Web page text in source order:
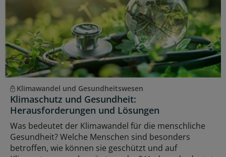
Klimawandel und Gesundheitswesen
Klimaschutz und Gesundheit:
Herausforderungen und Lösungen
Was bedeutet der Klimawandel für die menschliche
Gesundheit? Welche Menschen sind besonders
betroffen, wie können sie geschützt und auf